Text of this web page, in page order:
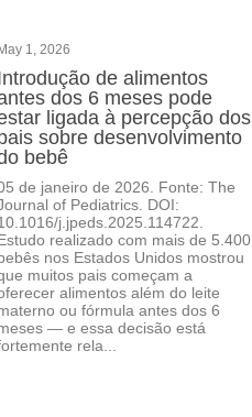
May 1, 2026
de alimentos
dos 6 meses pode
ligada à percepção dos
sobre desenvolvimento
bebê
de janeiro de 2026. Fonte: The
of Pediatrics. DOI:
j.jpeds.2025.114722.
realizado com mais de 5.400
nos Estados Unidos mostrou
muitos pais começam a
alimentos além do leite
ou fórmula antes dos 6
— e essa decisão está
rela...